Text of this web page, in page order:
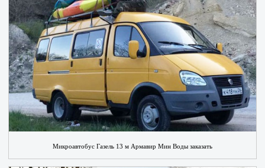
Микроавтобус Газель 13 м Армавир Мин Воды заказать